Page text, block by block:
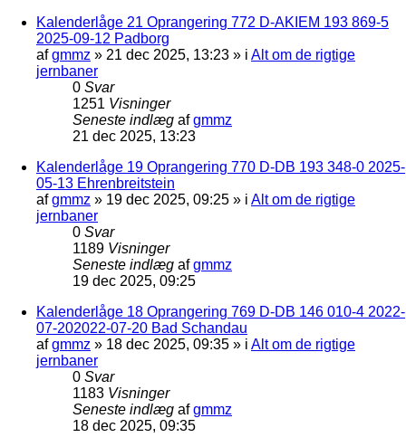
Kalenderlåge 21 Oprangering 772 D-AKIEM 193 869-5
2025-09-12 Padborg
afgmmz » 21 dec 2025, 13:23 » i Alt om de rigtige
jernbaner
0 Svar
1251 Visninger
Seneste indlæg afgmmz
21 dec 2025, 13:23
Kalenderlåge 19 Oprangering 770 D-DB 193 348-0 2025-
05-13 Ehrenbreitstein
afgmmz » 19 dec 2025, 09:25 » i Alt om de rigtige
jernbaner
0 Svar
1189 Visninger
Seneste indlæg afgmmz
19 dec 2025, 09:25
Kalenderlåge 18 Oprangering 769 D-DB 146 010-4 2022-
07-202022-07-20 Bad Schandau
afgmmz » 18 dec 2025, 09:35 » i Alt om de rigtige
jernbaner
0 Svar
1183 Visninger
Seneste indlæg afgmmz
18 dec 2025, 09:35